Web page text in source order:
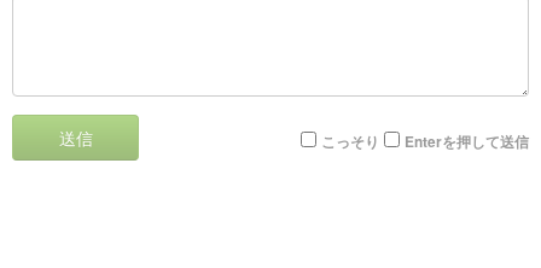
送信 こっそり Enterを押して送信